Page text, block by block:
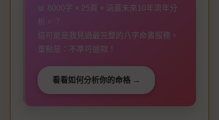
📊 8000字 × 25頁 × 涵蓋未來10年流年分
析 = ？
這可能是我見過最完整的八字命書服務。
重點是：不準可退款！
看看如何分析你的命格 →